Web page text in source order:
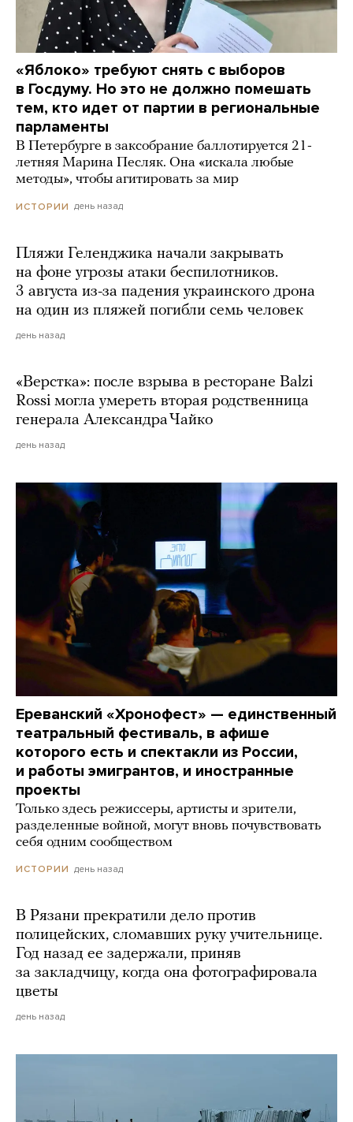
«Яблоко» требуют снять с выборов
в Госдуму. Но это не должно помешать
тем, кто идет от партии в региональные
парламенты
В Петербурге в заксобрание баллотируется 21-
летняя Марина Песляк. Она «искала любые
методы», чтобы агитировать за мир
ИСТОРИИ день назад
Пляжи Геленджика начали закрывать
на фоне угрозы атаки беспилотников.
3 августа из-за падения украинского дрона
на один из пляжей погибли семь человек
день назад
«Верстка»: после взрыва в ресторане Balzi
Rossi могла умереть вторая родственница
генерала Александра Чайко
день назад
Ереванский «Хронофест» — единственный
театральный фестиваль, в афише
которого есть и спектакли из России,
и работы эмигрантов, и иностранные
проекты
Только здесь режиссеры, артисты и зрители,
разделенные войной, могут вновь почувствовать
себя одним сообществом
ИСТОРИИ день назад
В Рязани прекратили дело против
полицейских, сломавших руку учительнице.
Год назад ее задержали, приняв
за закладчицу, когда она фотографировала
цветы
день назад